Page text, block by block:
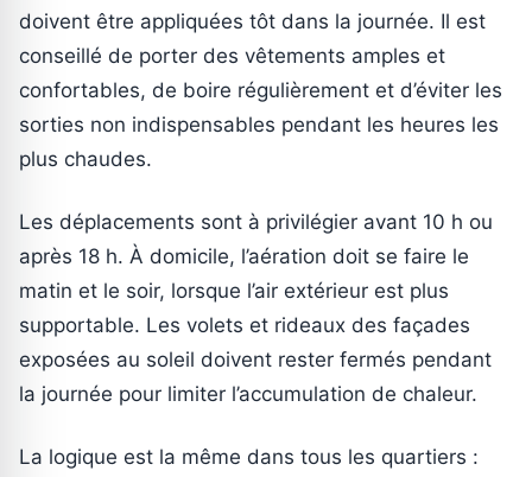
doivent être appliquées tôt dans la journée. Il est
conseillé de porter des vêtements amples et
confortables, de boire régulièrement et d’éviter les
sorties non indispensables pendant les heures les
plus chaudes.
Les déplacements sont à privilégier avant 10 h ou
après 18 h. À domicile, l’aération doit se faire le
matin et le soir, lorsque l’air extérieur est plus
supportable. Les volets et rideaux des façades
exposées au soleil doivent rester fermés pendant
la journée pour limiter l’accumulation de chaleur.
La logique est la même dans tous les quartiers :